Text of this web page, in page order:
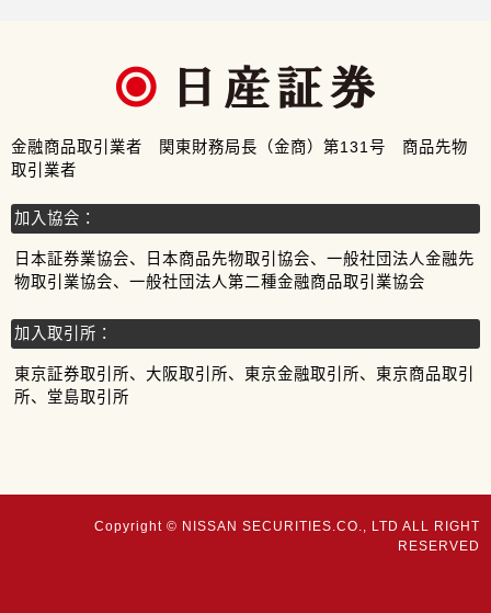
金融商品取引業者 関東財務局長（金商）第131号 商品先物
取引業者
加入協会：
日本証券業協会、日本商品先物取引協会、一般社団法人金融先
物取引業協会、一般社団法人第二種金融商品取引業協会
加入取引所：
東京証券取引所、大阪取引所、東京金融取引所、東京商品取引
所、堂島取引所
Copyright © NISSAN SECURITIES.CO., LTD ALL RIGHT
RESERVED